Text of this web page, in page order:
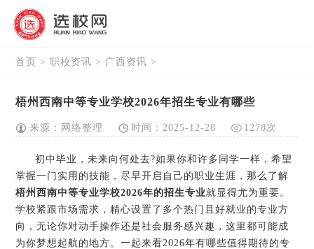
首页 >职校资讯 > 广西资讯 >
梧州西南中等专业学校2026年招生专业有哪些
来源：网络整理 时间：2025-12-28 1278次
初中毕业，未来向何处去?如果你和许多同学一样，希望
掌握一门实用的技能，尽早开启自己的职业生涯，那么了解
梧州西南中等专业学校2026年的招生专业就显得尤为重要。
学校紧跟市场需求，精心设置了多个热门且好就业的专业方
向，无论你对动手操作还是社会服务感兴趣，这里都可能成
为你梦想起航的地方。一起来看2026年有哪些值得期待的专